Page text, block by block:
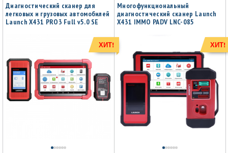
Диагностический сканер для
легковых и грузовых автомобилей
Launch X431 PRO3 Full v5.0 SE
ХИТ!
Многофункциональный
диагностический сканер Launch
X431 IMMO PADV LNC-085
ХИТ!